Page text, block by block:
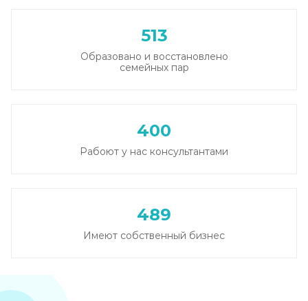
513
Образовано и восстановлено
семейных пар
400
Рабоют у нас консультантами
489
Имеют собственный бизнес